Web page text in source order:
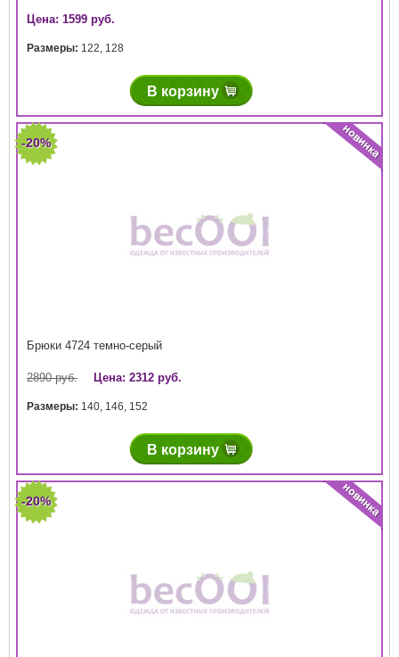
Цена: 1599 руб.
Размеры: 122, 128
В корзину
-20%
Брюки 4724 темно-серый
2890 руб. Цена: 2312 руб.
Размеры: 140, 146, 152
В корзину
-20%